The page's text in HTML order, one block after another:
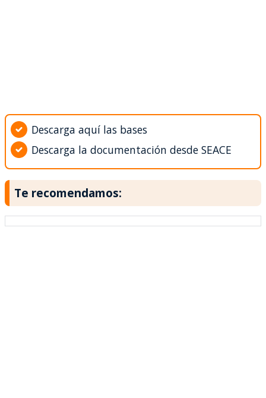
Descarga aquí las bases
Descarga la documentación desde SEACE
Te recomendamos: